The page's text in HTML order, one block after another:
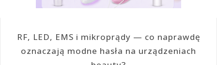
RF, LED, EMS i mikroprądy — co naprawdę
oznaczają modne hasła na urządzeniach